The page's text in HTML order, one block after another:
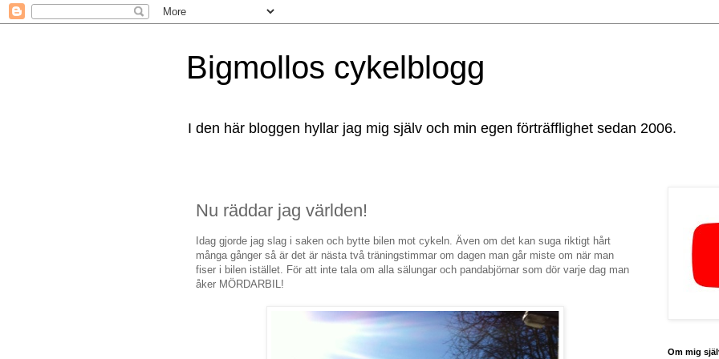
Bigmollos cykelblogg
I den här bloggen hyllar jag mig själv och min egen förträfflighet sedan 2006.
Nu räddar jag världen!
Idag gjorde jag slag i saken och bytte bilen mot cykeln. Även om det kan suga riktigt hårt
många gånger så är det är nästa två träningstimmar om dagen man går miste om när man
fiser i bilen istället. För att inte tala om alla sälungar och pandabjörnar som dör varje dag man
åker MÖRDARBIL!
Om mig